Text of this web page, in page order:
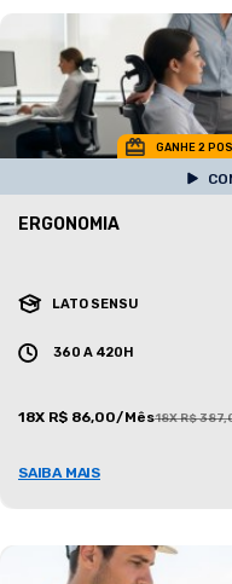
GANHE 2
ERGONOMIA
LATO SENSU
360 A 420H
18X R$ 86,00/Mês18X R$
SAIBA MAIS